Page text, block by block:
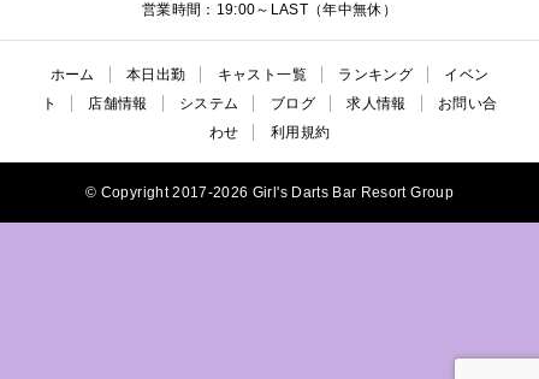
営業時間：19:00～LAST（年中無休）
ホーム 本日出勤 キャスト一覧 ランキング
イベン
ト
店舗情報 システム ブログ 求人情報
お問い合
わせ
利用規約
© Copyright 2017-2026 Girl's Darts Bar Resort Group